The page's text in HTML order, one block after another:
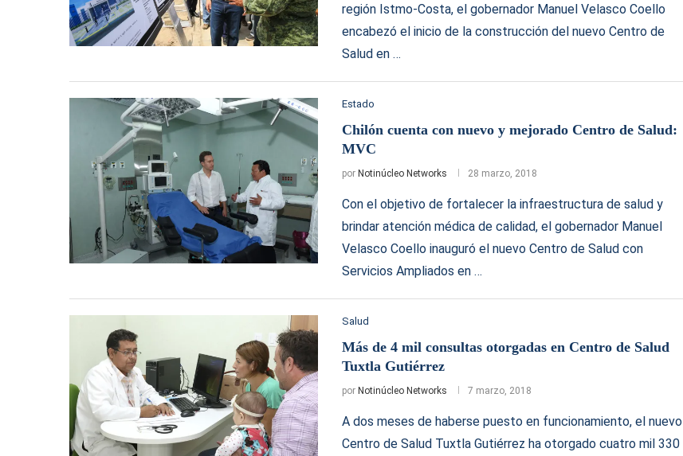
región Istmo-Costa, el gobernador Manuel Velasco Coello
encabezó el inicio de la construcción del nuevo Centro de
Salud en …
Estado
Chilón cuenta con nuevo y mejorado Centro de Salud:
MVC
por Notinúcleo Networks 28 marzo, 2018
Con el objetivo de fortalecer la infraestructura de salud y
brindar atención médica de calidad, el gobernador Manuel
Velasco Coello inauguró el nuevo Centro de Salud con
Servicios Ampliados en …
Salud
Más de 4 mil consultas otorgadas en Centro de Salud
Tuxtla Gutiérrez
por Notinúcleo Networks 7 marzo, 2018
A dos meses de haberse puesto en funcionamiento, el nuevo
Centro de Salud Tuxtla Gutiérrez ha otorgado cuatro mil 330